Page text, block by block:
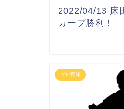
2022/04/13 床
カープ勝利！
プロ野球